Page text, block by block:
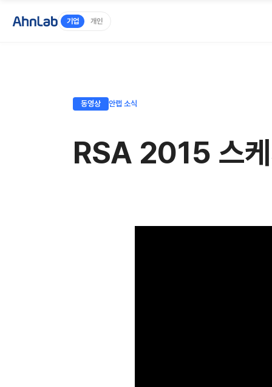
기업 개인
동영상 안랩 소식
RSA 2015 스